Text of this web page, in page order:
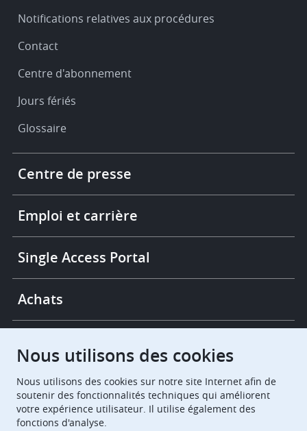
Notifications relatives aux procédures
Contact
Centre d'abonnement
Jours fériés
Glossaire
More
links
Centre de presse
Emploi et carrière
Single Access Portal
Achats
European Patent Office EPO Jobs
EuropeanPatentOffice
Nous utilisons des cookies
Nous utilisons des cookies sur notre site Internet afin de
soutenir des fonctionnalités techniques qui améliorent
votre expérience utilisateur. Il utilise également des
fonctions d'analyse.